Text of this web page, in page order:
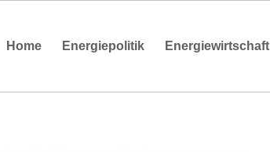
Home Energiepolitik Energiewirtschaft